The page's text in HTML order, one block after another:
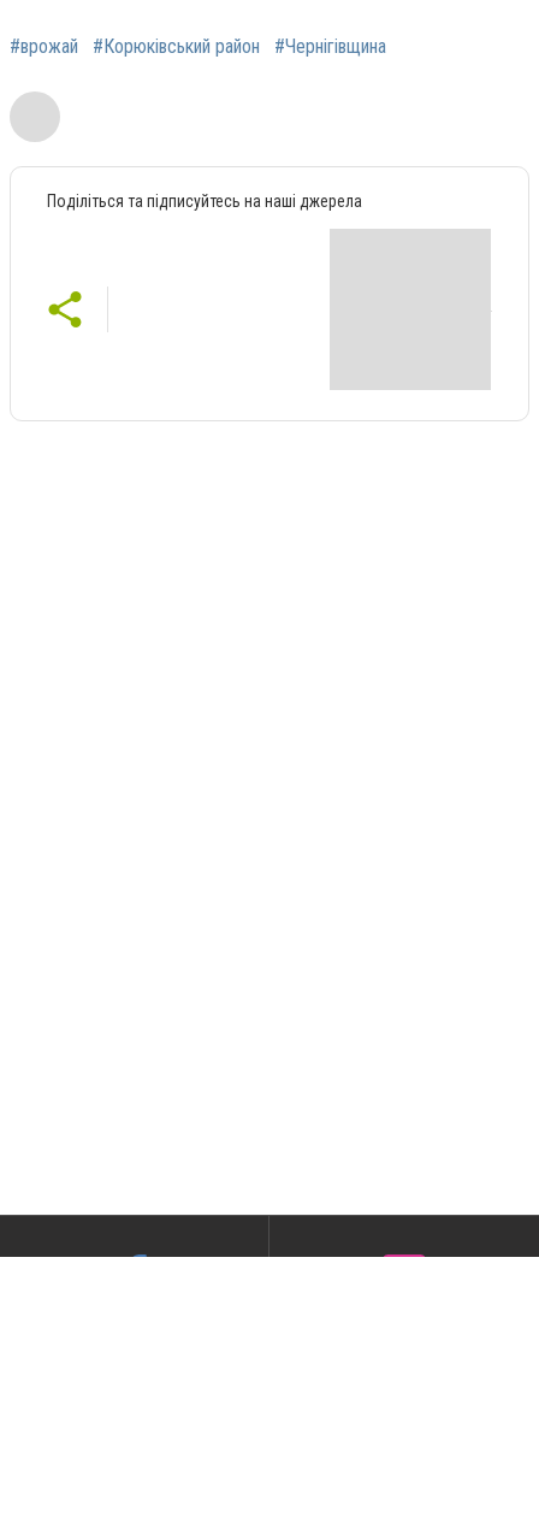
#врожай #Корюківський район #Чернігівщина
Поділіться та підписуйтесь на наші джерела